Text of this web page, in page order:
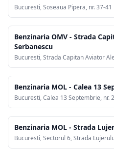
Bucuresti, Soseaua Pipera, nr. 37-41
Benzinaria OMV - Strada
Serbanescu
Bucuresti, Strada Capitan Aviator
Benzinaria MOL - Calea 13
Bucuresti, Calea 13 Septembrie, nr.
Benzinaria MOL - Strada
Bucuresti, Sectorul 6, Strada